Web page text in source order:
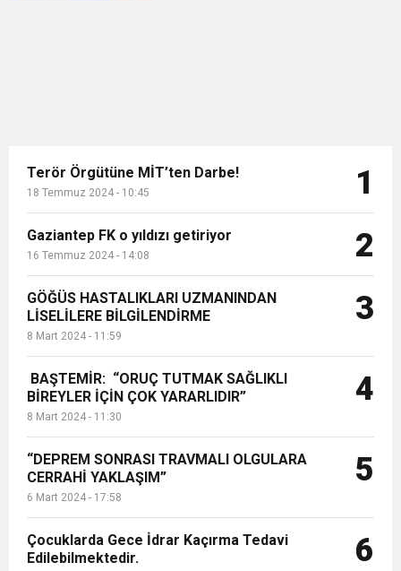
Terör Örgütüne MİT’ten Darbe!
18 Temmuz 2024 - 10:45 1
Gaziantep FK o yıldızı getiriyor
16 Temmuz 2024 - 14:08 2
GÖĞÜS HASTALIKLARI UZMANINDAN
LİSELİLERE BİLGİLENDİRME
8 Mart 2024 - 11:59
3
BAŞTEMİR: “ORUÇ TUTMAK SAĞLIKLI
BİREYLER İÇİN ÇOK YARARLIDIR”
8 Mart 2024 - 11:30
4
“DEPREM SONRASI TRAVMALI OLGULARA
CERRAHİ YAKLAŞIM”
6 Mart 2024 - 17:58
5
Çocuklarda Gece İdrar Kaçırma Tedavi
Edilebilmektedir.
6